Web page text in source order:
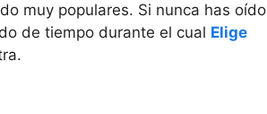
muy populares. Si nunca has oído
de tiempo durante el cual Elige